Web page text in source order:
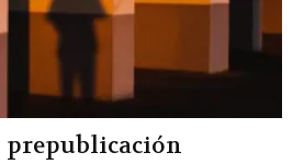
prepublicación